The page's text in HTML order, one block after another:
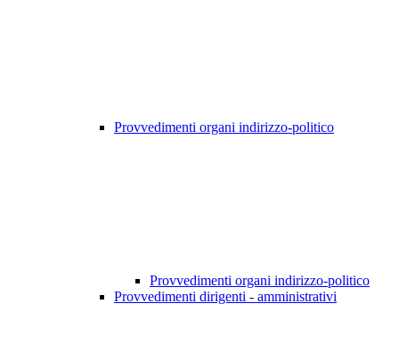
Provvedimenti organi indirizzo-politico
Provvedimenti organi indirizzo-politico
Provvedimenti dirigenti - amministrativi